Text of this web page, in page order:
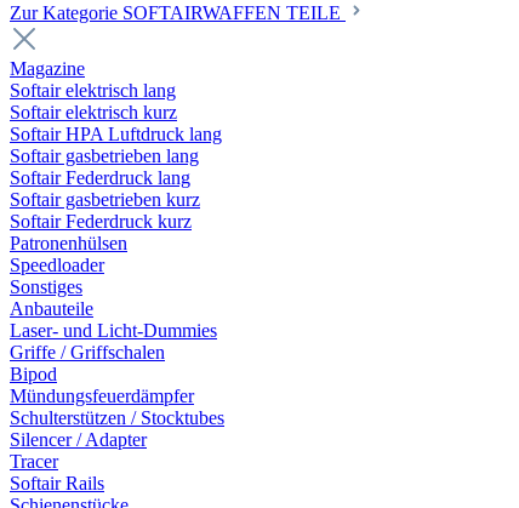
Zur Kategorie SOFTAIRWAFFEN TEILE
Magazine
Softair elektrisch lang
Softair elektrisch kurz
Softair HPA Luftdruck lang
Softair gasbetrieben lang
Softair Federdruck lang
Softair gasbetrieben kurz
Softair Federdruck kurz
Patronenhülsen
Speedloader
Sonstiges
Anbauteile
Laser- und Licht-Dummies
Griffe / Griffschalen
Bipod
Mündungsfeuerdämpfer
Schulterstützen / Stocktubes
Silencer / Adapter
Tracer
Softair Rails